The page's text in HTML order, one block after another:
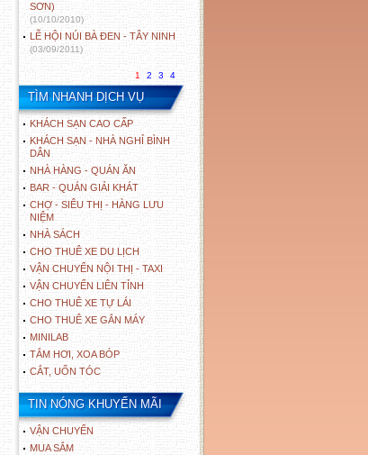
SƠN)
(10/10/2010)
LỄ HỘI NÚI BÀ ĐEN - TÂY NINH
(03/09/2011)
1 2 3 4
TÌM NHANH DỊCH VỤ
KHÁCH SẠN CAO CẤP
KHÁCH SẠN - NHÀ NGHỈ BÌNH
DÂN
NHÀ HÀNG - QUÁN ĂN
BAR - QUÁN GIẢI KHÁT
CHỢ - SIÊU THỊ - HÀNG LƯU
NIỆM
NHÀ SÁCH
CHO THUÊ XE DU LỊCH
VẬN CHUYỂN NỘI THỊ - TAXI
VẬN CHUYỂN LIÊN TỈNH
CHO THUÊ XE TỰ LÁI
CHO THUÊ XE GẮN MÁY
MINILAB
TẮM HƠI, XOA BÓP
CẮT, UỐN TÓC
TIN NÓNG KHUYẾN MÃI
VẬN CHUYỂN
MUA SẮM